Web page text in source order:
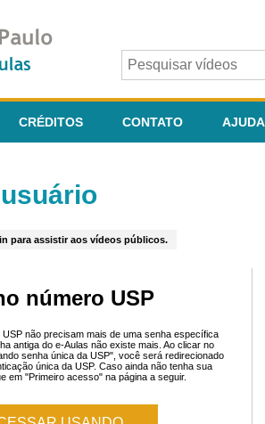
CRÉDITOS CONTATO AJUDA
para assistir aos vídeos públicos.
número USP
não precisam mais de uma senha específica
antiga do e-Aulas não existe mais. Ao clicar no
senha única da USP", você será redirecionado
única da USP. Caso ainda não tenha sua
em "Primeiro acesso" na página a seguir.